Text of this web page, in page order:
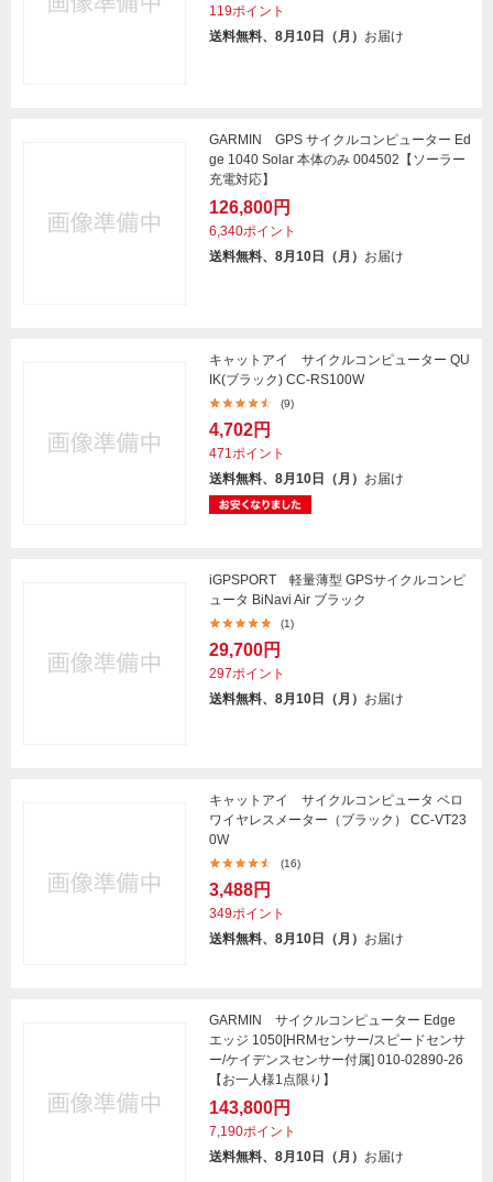
119ポイント
送料無料、8月10日（月） お届け
GARMIN GPS サイクルコンピューター Ed
ge 1040 Solar 本体のみ 004502【ソーラー
充電対応】
126,800円
6,340ポイント
送料無料、8月10日（月） お届け
キャットアイ サイクルコンピューター QU
IK(ブラック) CC-RS100W
(9)
4,702円
471ポイント
送料無料、8月10日（月） お届け
iGPSPORT 軽量薄型 GPSサイクルコンピ
ュータ BiNavi Air ブラック
(1)
29,700円
297ポイント
送料無料、8月10日（月） お届け
キャットアイ サイクルコンピュータ ベロ
ワイヤレスメーター（ブラック） CC-VT23
0W
(16)
3,488円
349ポイント
送料無料、8月10日（月） お届け
GARMIN サイクルコンピューター Edge
エッジ 1050[HRMセンサー/スピードセンサ
ー/ケイデンスセンサー付属] 010-02890-26
【お一人様1点限り】
143,800円
7,190ポイント
送料無料、8月10日（月） お届け